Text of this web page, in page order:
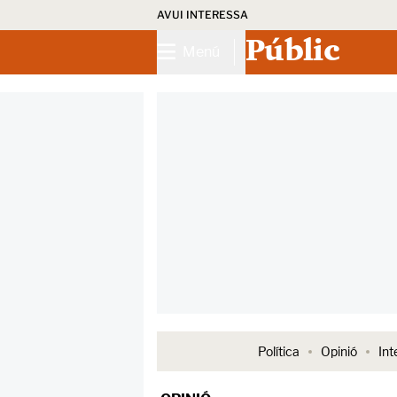
AVUI INTERESSA
Públic
Política Opinió